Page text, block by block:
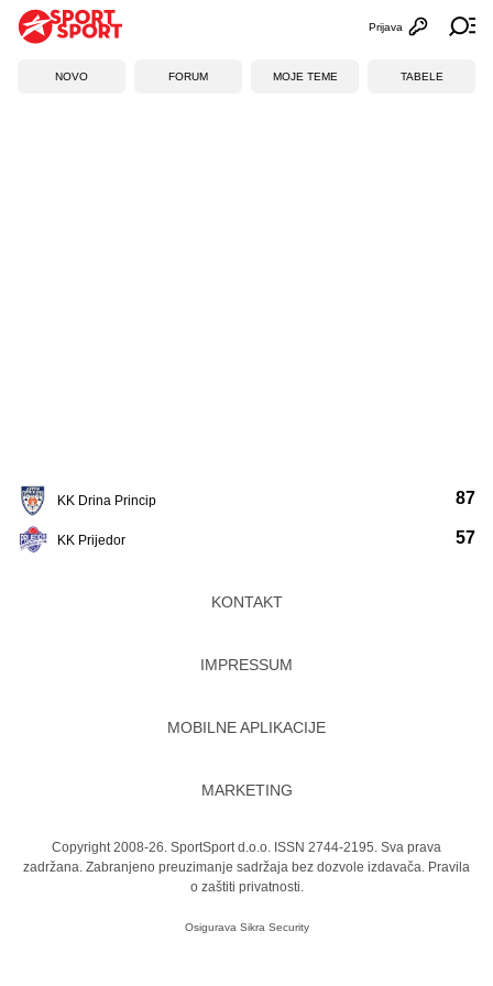
Otvori
Prijava
NOVO FORUM MOJE TEME TABELE
KK Drina Princip
KK Prijedor
87
57
KONTAKT
IMPRESSUM
MOBILNE APLIKACIJE
MARKETING
Copyright 2008-26. SportSport d.o.o. ISSN 2744-2195. Sva prava
zadržana. Zabranjeno preuzimanje sadržaja bez dozvole izdavača. Pravila
o zaštiti privatnosti.
Osigurava Sikra Security